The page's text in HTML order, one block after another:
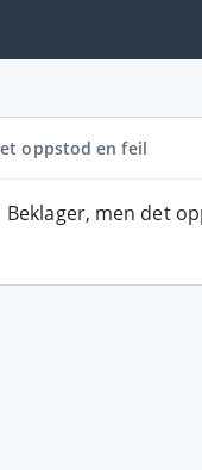
oppstod en feil
Beklager, men det